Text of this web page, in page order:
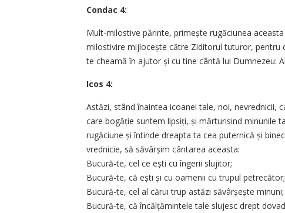
Condac 4:
Mult-milostive părinte, primește rugăciunea
milos­tivire mijlocește către Ziditorul tuturor, pentru
te cheamă în ajutor și cu tine cântă lui Dumnezeu:
Icos 4:
Astăzi, stând înaintea icoanei tale, noi, nevrednicii,
care bo­găție suntem lipsiți, și mărturisind minunile
rugăciune și întinde dreapta ta cea puternică și
vrednicie, să săvârșim cântarea aceasta:
Bucură-te, cel ce ești cu îngerii slujitor;
Bucură-te, că ești și cu oamenii cu trupul petrecător;
Bucură-te, cel al cărui trup astăzi săvârșește minuni;
Bucură-te, că încălțămintele tale slujesc drept